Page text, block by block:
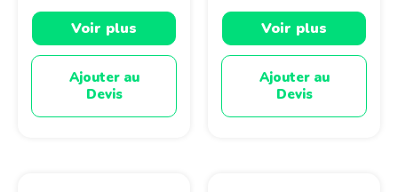
Voir plus
Ajouter au
Devis
Voir plus
Ajouter au
Devis